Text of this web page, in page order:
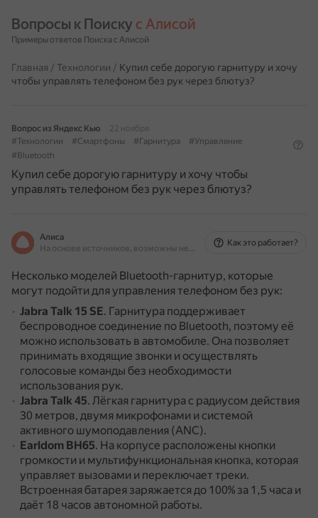
Вопросы к Поиску с Алисой
Примеры ответов Поиска с Алисой
Главная / Технологии / Купил себе дорогую гарнитуру и хочу
чтобы управлять телефоном без рук через блютуз?
Вопрос из Яндекс Кью
22 ноября
#Технологии
#Смартфоны #Гарнитура
#Управление
#Bluetooth
Купил себе дорогую гарнитуру и хочу чтобы
управлять телефоном без рук через блютуз?
Алиса
На основе источников, возможны неточности
Как это работает?
Несколько моделей Bluetooth-гарнитур, которые
могут подойти для управления телефоном без рук:
Jabra Talk 15 SE. Гарнитура поддерживает
беспроводное соединение по Bluetooth, поэтому её
можно использовать в автомобиле. Она позволяет
принимать входящие звонки и осуществлять
голосовые команды без необходимости
использования рук.
Jabra Talk 45. Лёгкая гарнитура с радиусом действия
30 метров, двумя микрофонами и системой
активного шумоподавления (ANC).
Earldom BH65. На корпусе расположены кнопки
громкости и мультифункциональная кнопка, которая
управляет вызовами и переключает треки.
Встроенная батарея заряжается до 100% за 1,5 часа и
даёт 18 часов автономной работы.